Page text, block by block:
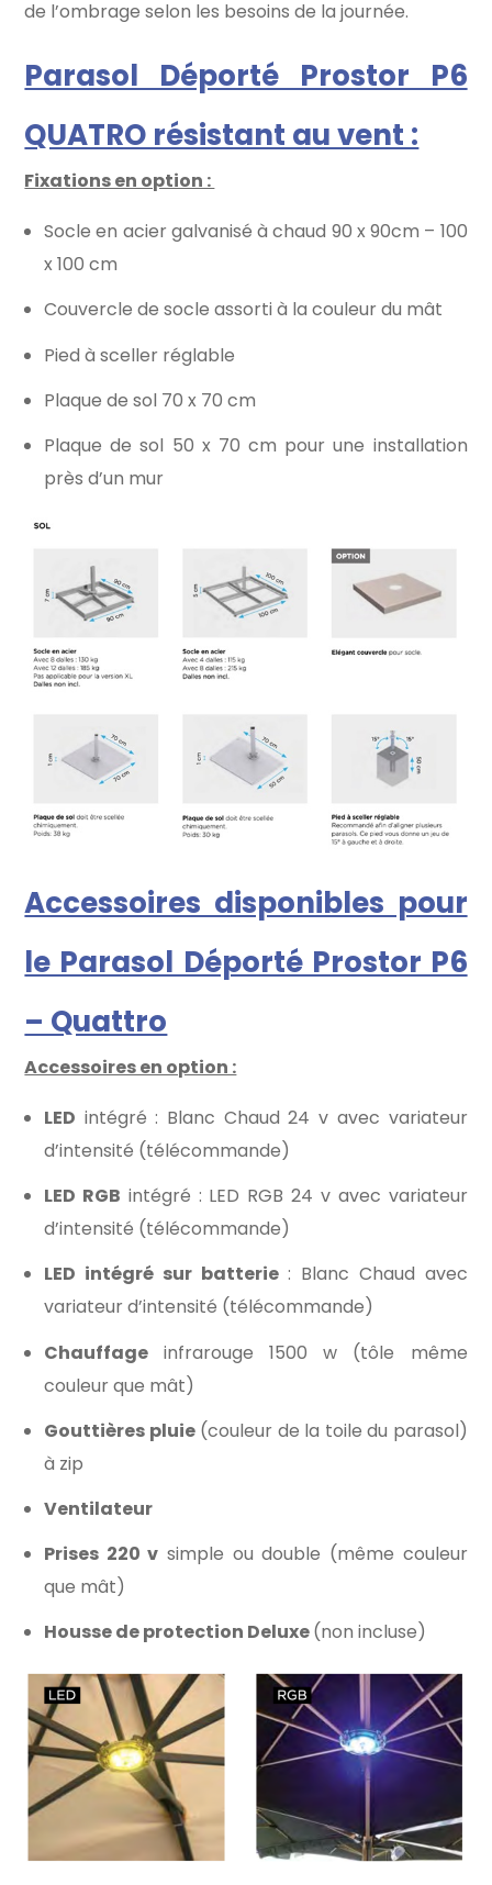
de l’ombrage selon les besoins de la journée.
Parasol Déporté Prostor P6
QUATRO résistant au vent :
Fixations en option :
Socle en acier galvanisé à chaud 90 x 90cm – 100
x 100 cm
Couvercle de socle assorti à la couleur du mât
Pied à sceller réglable
Plaque de sol 70 x 70 cm
Plaque de sol 50 x 70 cm pour une installation
près d’un mur
Accessoires disponibles pour
le Parasol Déporté Prostor P6
– Quattro
Accessoires en option :
LED intégré : Blanc Chaud 24 v avec variateur
d’intensité (télécommande)
LED RGB intégré : LED RGB 24 v avec variateur
d’intensité (télécommande)
LED intégré sur batterie : Blanc Chaud avec
variateur d’intensité (télécommande)
Chauffage infrarouge 1500 w (tôle même
couleur que mât)
Gouttières pluie(couleur de la toile du parasol)
à zip
Ventilateur
Prises 220 v simple ou double (même couleur
que mât)
Housse de protection Deluxe(non incluse)